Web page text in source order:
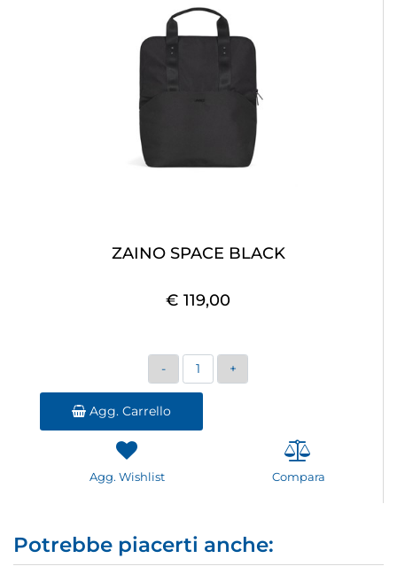
ZAINO SPACE BLACK
€ 119,00
Quantità
Agg. Carrello
Agg. Wishlist Compara
Potrebbe piacerti anche: